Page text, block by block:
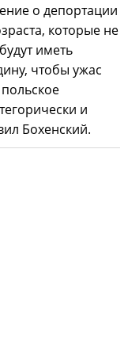
о депортации
которые не
иметь
чтобы ужас
и
Бохенский.